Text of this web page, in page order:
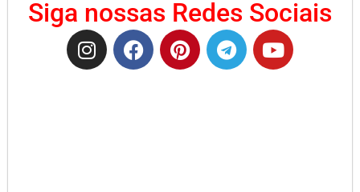
Siga nossas Redes Sociais